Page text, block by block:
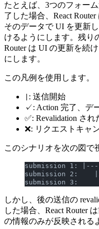
たとえば、3つのフォー
了した場合、React
そのデータで UI を更新
けるようにします。残り
Router は UI の更新を続
にします。
この凡例を使用します。
: 送信開始
✓: Action 完了、デ
✅: Revalidation さ
❌: リクエストキャ
このシナリオを次の図で
submission 1:
submission 2:
submission 3:
しかし、後の送信の
した場合、React Router
の情報のみが反映される